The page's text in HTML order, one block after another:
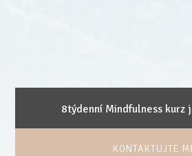
8týdenní Mindfulness kurz
KONTAKTUJTE